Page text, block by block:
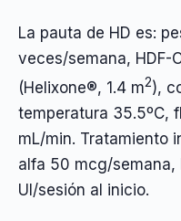
La pauta de HD es:
veces/semana, HDF-
(Helixone®, 1.4 m2),
temperatura 35.5ºC,
mL/min. Tratamiento
alfa 50 mcg/semana,
UI/sesión al inicio.